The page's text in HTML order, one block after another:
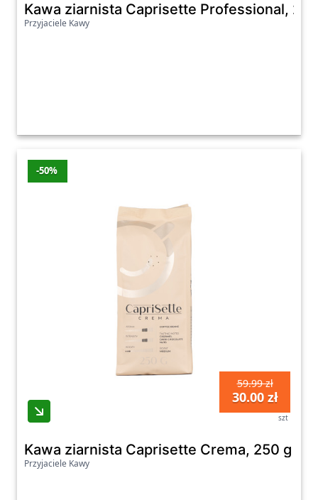
Kawa ziarnista Caprisette Professional,
Przyjaciele Kawy
-50%
59.99 zł
30.00 zł
szt
Kawa ziarnista Caprisette Crema, 250 g
Przyjaciele Kawy